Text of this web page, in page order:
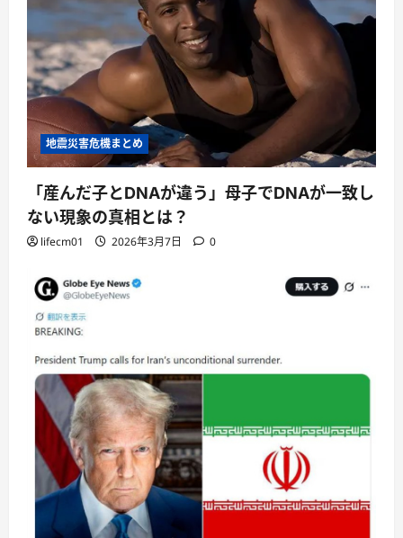
地震災害危機まとめ
「産んだ子とDNAが違う」母子でDNAが一致し
ない現象の真相とは？
lifecm01 2026年3月7日 0